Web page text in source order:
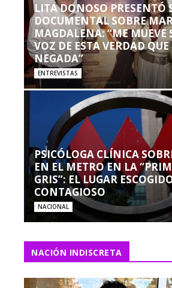
LITA DONOSO PRESENTÓ
DOCUMENTAL SOBRE
MAGDALENA: “ME MUEVE
VOZ DE ESTA VERDAD
NEGADA”
ENTREVISTAS
PSICÓLOGA CLÍNICA
EN EL METRO EN LA
GRIS”: EL LUGAR
CONTAGIOSO
NACIONAL
NACIÓN INDISCRETA